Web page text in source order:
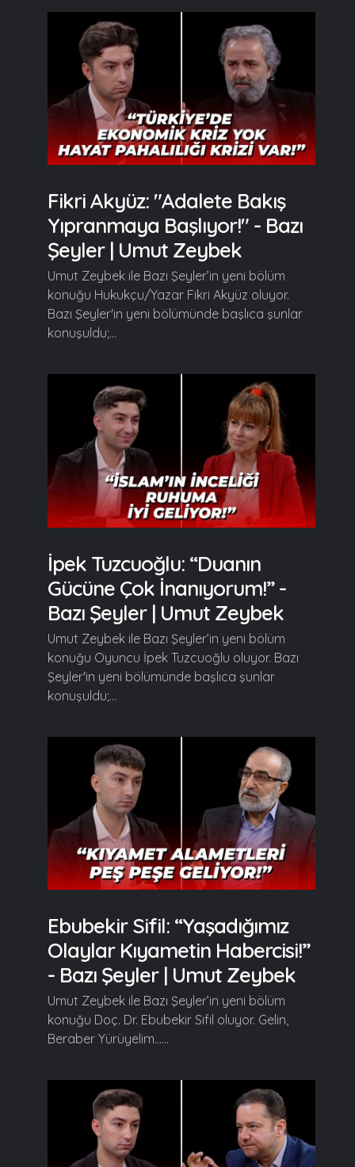
Fikri Akyüz: "Adalete Bakış
Yıpranmaya Başlıyor!" - Bazı
Şeyler | Umut Zeybek
Umut Zeybek ile Bazı Şeyler’in yeni bölüm
konuğu Hukukçu/Yazar Fikri Akyüz oluyor.
Bazı Şeyler'in yeni bölümünde başlıca şunlar
konuşuldu;...
İpek Tuzcuoğlu: “Duanın
Gücüne Çok İnanıyorum!” -
Bazı Şeyler | Umut Zeybek
Umut Zeybek ile Bazı Şeyler’in yeni bölüm
konuğu Oyuncu İpek Tuzcuoğlu oluyor. Bazı
Şeyler'in yeni bölümünde başlıca şunlar
konuşuldu;...
Ebubekir Sifil: “Yaşadığımız
Olaylar Kıyametin Habercisi!”
- Bazı Şeyler | Umut Zeybek
Umut Zeybek ile Bazı Şeyler’in yeni bölüm
konuğu Doç. Dr. Ebubekir Sifil oluyor. Gelin,
Beraber Yürüyelim......